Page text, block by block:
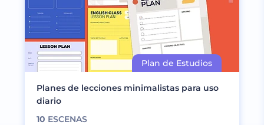
Planes de lecciones minimalistas para uso
diario
10 ESCENAS